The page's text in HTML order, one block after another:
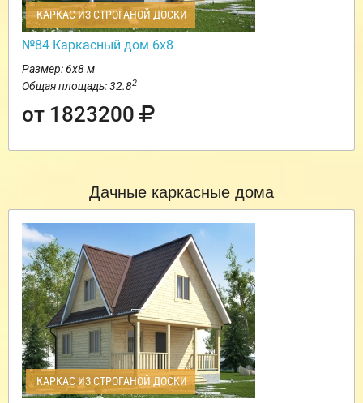
КАРКАС ИЗ СТРОГАНОЙ ДОСКИ
№84 Каркасный дом 6х8
Размер: 6х8 м
Общая площадь: 32.82
от 1823200
Дачные каркасные дома
КАРКАС ИЗ СТРОГАНОЙ ДОСКИ